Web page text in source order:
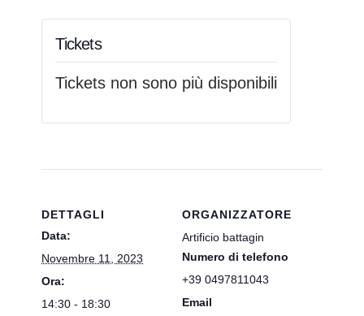
DETTAGLI
Data:
Novembre 11, 2023
Ora:
14:30 - 18:30
ORGANIZZATORE
Artificio battagin
Numero di telefono
+39 0497811043
Email
Tickets
Tickets non sono più disponibili